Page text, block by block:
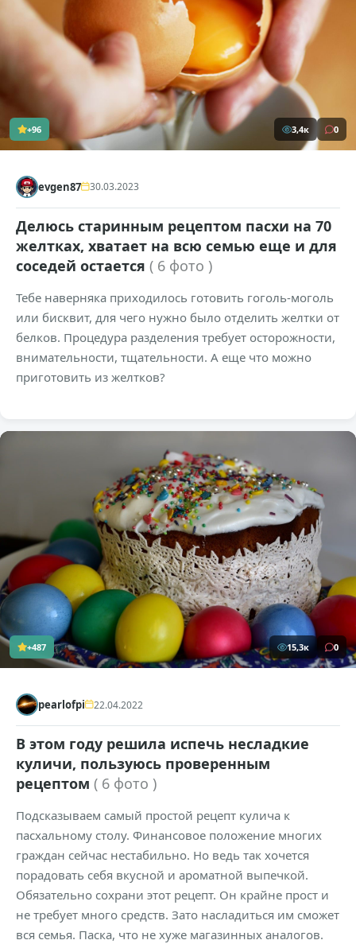
+96 3,4к 0
evgen87 30.03.2023
Делюсь старинным рецептом пасхи на 70
желтках, хватает на всю семью еще и для
соседей остается ( 6 фото )
Тебе наверняка приходилось готовить гоголь-моголь
или бисквит, для чего нужно было отделить желтки от
белков. Процедура разделения требует осторожности,
внимательности, тщательности. А еще что можно
приготовить из желтков?
+487 15,3к 0
pearlofpi 22.04.2022
В этом году решила испечь несладкие
куличи, пользуюсь проверенным
рецептом ( 6 фото )
Подсказываем самый простой рецепт кулича к
пасхальному столу. Финансовое положение многих
граждан сейчас нестабильно. Но ведь так хочется
порадовать себя вкусной и ароматной выпечкой.
Обязательно сохрани этот рецепт. Он крайне прост и
не требует много средств. Зато насладиться им сможет
вся семья. Паска, что не хуже магазинных аналогов.